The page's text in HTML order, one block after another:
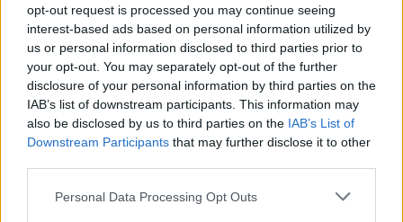
opt-out request is processed you may continue seeing
interest-based ads based on personal information utilized by
us or personal information disclosed to third parties prior to
your opt-out. You may separately opt-out of the further
disclosure of your personal information by third parties on the
IAB’s list of downstream participants. This information may
also be disclosed by us to third parties on the IAB’s List of
Downstream Participants that may further disclose it to other
Please note that this website/app uses one or more Google
Personal Data Processing Opt Outs
Έσπασε τις μπάρες διοδίων και μπήκε
στο αντίθετο ρεύμα η Porsche
Όλα ξεκίνησαν λίγο μετά τις 8 το βράδυ όταν
αστυνομικοίέκαναν σήμα για έλεγχοστο
πολυτελέςαυτοκίνητο με 4 επιβαίνοντες.